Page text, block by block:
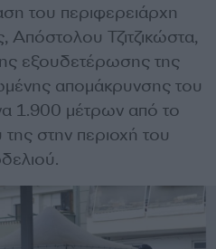
του περιφερειάρχη
Απόστολου Τζιτζικώστα,
εξουδετέρωσης της
απομάκρυνσης του
1.900 μέτρων από το
στην περιοχή του